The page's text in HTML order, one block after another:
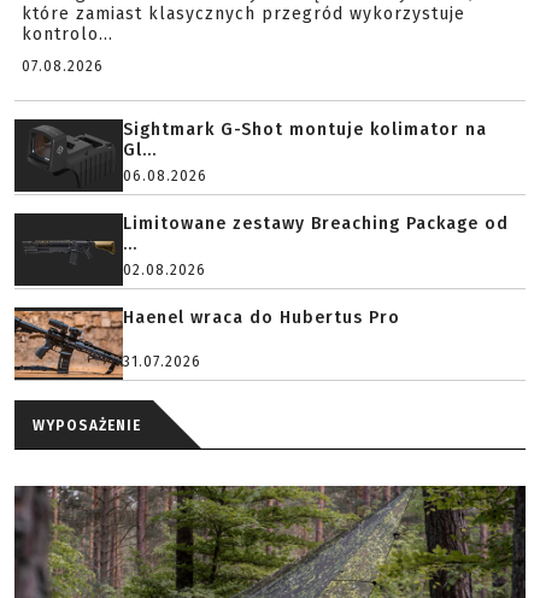
które zamiast klasycznych przegród wykorzystuje
kontrolo...
07.08.2026
Sightmark G-Shot montuje kolimator na
Gl...
06.08.2026
Limitowane zestawy Breaching Package od
...
02.08.2026
Haenel wraca do Hubertus Pro
31.07.2026
WYPOSAŻENIE